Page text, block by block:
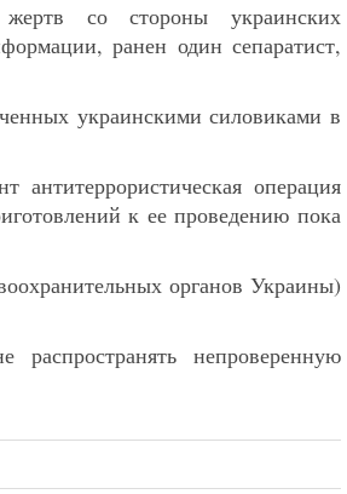
со стороны украинских
ранен один сепаратист,
украинскими силовиками в
операция
к ее проведению пока
органов Украины)
непроверенную